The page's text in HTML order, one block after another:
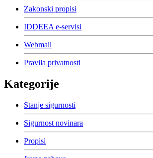
Zakonski propisi
IDDEEA e-servisi
Webmail
Pravila privatnosti
Kategorije
Stanje sigurnosti
Sigurnost novinara
Propisi